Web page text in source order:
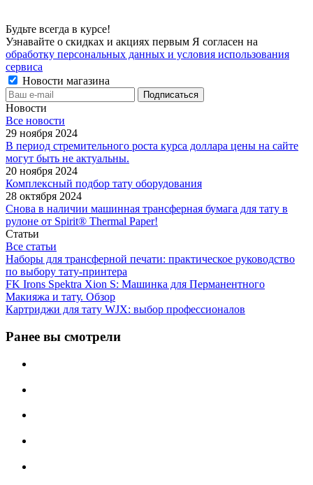
Будьте всегда в курсе!
Узнавайте о скидках и акциях первым Я согласен на
обработку персональных данных и условия использования
сервиса
Новости магазина
Новости
Все новости
29 ноября 2024
В период стремительного роста курса доллара цены на сайте
могут быть не актуальны.
20 ноября 2024
Комплексный подбор тату оборудования
28 октября 2024
Снова в наличии машинная трансферная бумага для тату в
рулоне от Spirit® Thermal Paper!
Статьи
Все статьи
Наборы для трансферной печати: практическое руководство
по выбору тату‑принтера
FK Irons Spektra Xion S: Машинка для Перманентного
Макияжа и тату. Обзор
Картриджи для тату WJX: выбор профессионалов
Ранее вы смотрели